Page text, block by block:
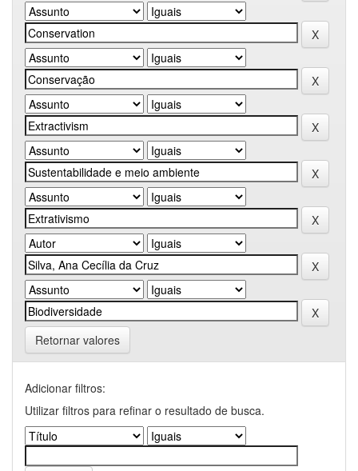
Retornar valores
Adicionar filtros:
Utilizar filtros para refinar o resultado de busca.